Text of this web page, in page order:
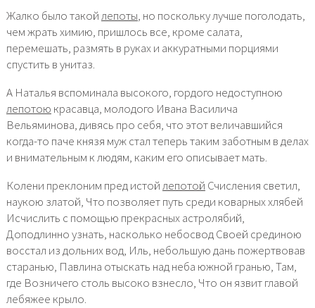
Жалко было такойлепоты, но поскольку лучше поголодать,
чем жрать химию, пришлось все, кроме салата,
перемешать, размять в руках и аккуратными порциями
спустить в унитаз.
А Наталья вспоминала высокого, гордого недоступною
лепотою красавца, молодого Ивана Василича
Вельяминова, дивясь про себя, что этот величавшийся
когда-то паче князя муж стал теперь таким заботным в делах
и внимательным к людям, каким его описывает мать.
Колени преклоним пред истойлепотой Счисления светил,
наукою златой, Что позволяет путь среди коварных хлябей
Исчислить с помощью прекрасных астролябий,
Доподлинно узнать, насколько небосвод Своей срединою
восстал из дольних вод, Иль, небольшую дань пожертвовав
старанью, Павлина отыскать над неба южной гранью, Там,
где Возничего столь высоко взнесло, Что он язвит главой
лебяжее крыло.